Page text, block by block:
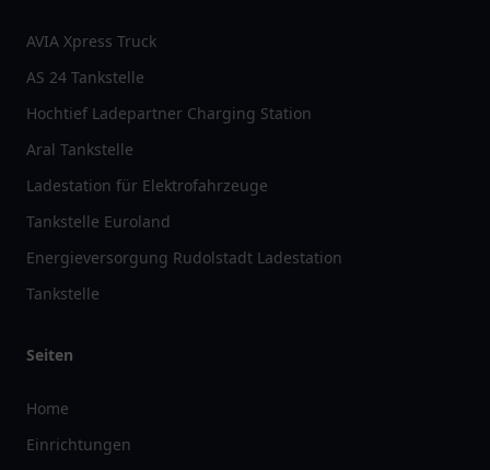
AVIA Xpress Truck
AS 24 Tankstelle
Hochtief Ladepartner Charging Station
Aral Tankstelle
Ladestation für Elektrofahrzeuge
Tankstelle Euroland
Energieversorgung Rudolstadt Ladestation
Tankstelle
Seiten
Home
Einrichtungen